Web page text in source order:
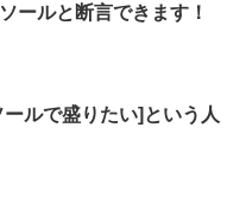
ールと断言できます！
ルで盛りたい]という人